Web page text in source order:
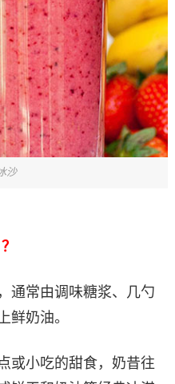
沙
通常由调味糖浆、几勺
鲜奶油。
或小吃的甜食，奶昔往